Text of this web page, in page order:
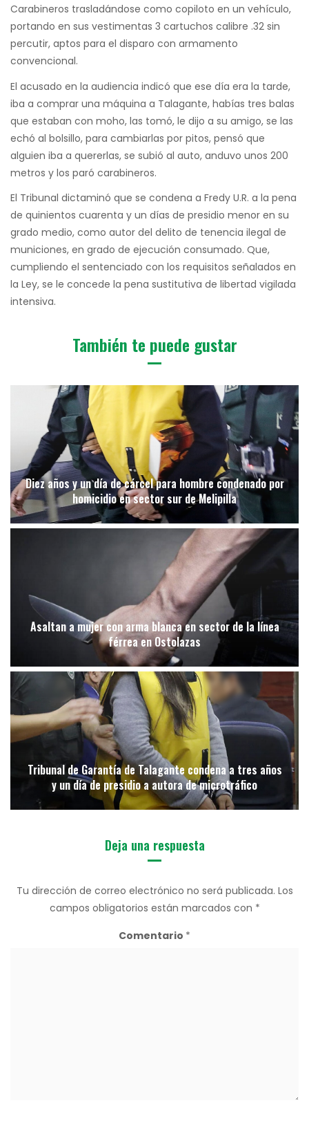
Carabineros trasladándose como copiloto en un vehículo,
portando en sus vestimentas 3 cartuchos calibre .32 sin
percutir, aptos para el disparo con armamento
convencional.
El acusado en la audiencia indicó que ese día era la tarde,
iba a comprar una máquina a Talagante, habías tres balas
que estaban con moho, las tomó, le dijo a su amigo, se las
echó al bolsillo, para cambiarlas por pitos, pensó que
alguien iba a quererlas, se subió al auto, anduvo unos 200
metros y los paró carabineros.
El Tribunal dictaminó que se condena a Fredy U.R. a la pena
de quinientos cuarenta y un días de presidio menor en su
grado medio, como autor del delito de tenencia ilegal de
municiones, en grado de ejecución consumado. Que,
cumpliendo el sentenciado con los requisitos señalados en
la Ley, se le concede la pena sustitutiva de libertad vigilada
intensiva.
También te puede gustar
Diez años y un día de cárcel para hombre condenado por
homicidio en sector sur de Melipilla
Asaltan a mujer con arma blanca en sector de la línea
férrea en Ostolazas
Tribunal de Garantía de Talagante condena a tres años
y un día de presidio a autora de microtráfico
Deja una respuesta
Tu dirección de correo electrónico no será publicada. Los
campos obligatorios están marcados con *
Comentario *